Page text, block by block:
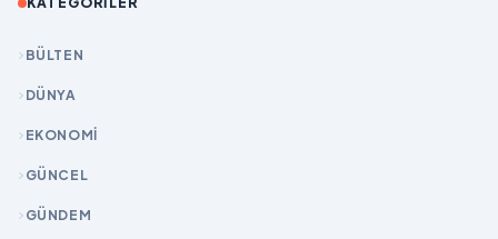
BÜLTEN
DÜNYA
EKONOMİ
GÜNCEL
GÜNDEM